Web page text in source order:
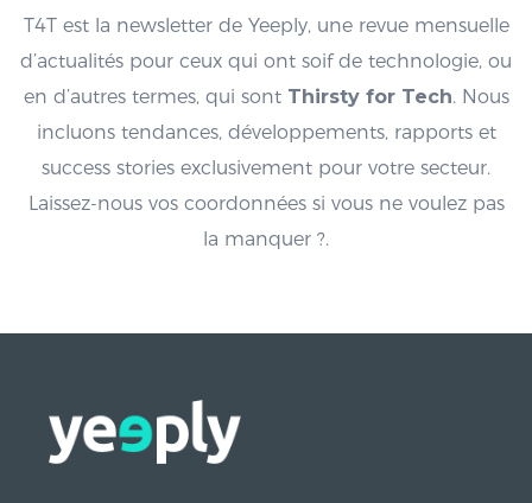
T4T est la newsletter de Yeeply, une revue mensuelle
d’actualités pour ceux qui ont soif de technologie, ou
en d’autres termes, qui sont Thirsty for Tech. Nous
incluons tendances, développements, rapports et
success stories exclusivement pour votre secteur.
Laissez-nous vos coordonnées si vous ne voulez pas
la manquer ?.